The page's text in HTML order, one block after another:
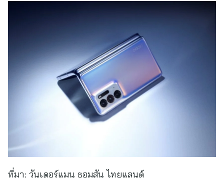
ที่มา: วันเดอร์แมน ธอมสัน ไทยแลนด์